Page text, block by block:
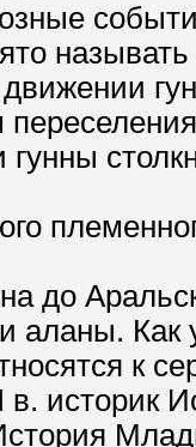
гунны
до
аланы. Как
к
I в.